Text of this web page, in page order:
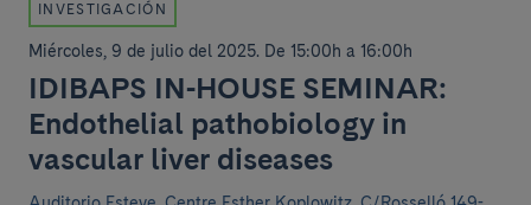
INVESTIGACIÓN
Miércoles, 9 de julio del 2025. De 15:00h a 16:00h
IDIBAPS IN-HOUSE SEMINAR:
Endothelial pathobiology in
vascular liver diseases